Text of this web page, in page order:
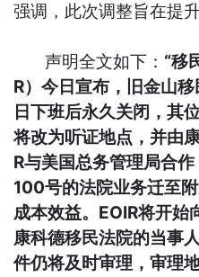
强调，此次调整旨在提
声明全文如下： “移
R）今日宣布，旧金山
日下班后永久关闭，其
将改为听证地点，并由
R与美国总务管理局合
100号的法院业务迁至
成本效益。EOIR将开始
康科德移民法院的当事
件仍将及时审理，审理